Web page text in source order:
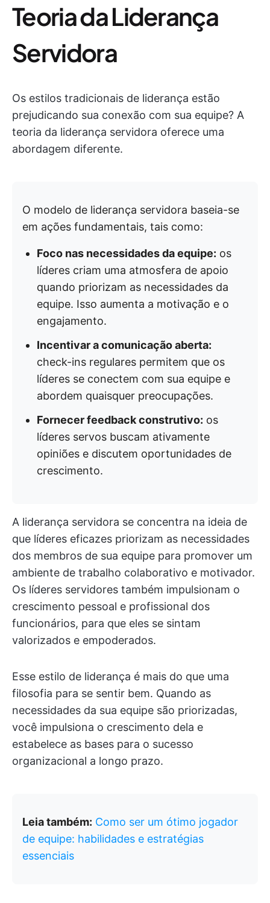
Teoria da Liderança
Servidora
Os estilos tradicionais de liderança estão
prejudicando sua conexão com sua equipe? A
teoria da liderança servidora oferece uma
abordagem diferente.
O modelo de liderança servidora baseia-se
em ações fundamentais, tais como:
Foco nas necessidades da equipe: os
líderes criam uma atmosfera de apoio
quando priorizam as necessidades da
equipe. Isso aumenta a motivação e o
engajamento.
Incentivar a comunicação aberta:
check-ins regulares permitem que os
líderes se conectem com sua equipe e
abordem quaisquer preocupações.
Fornecer feedback construtivo: os
líderes servos buscam ativamente
opiniões e discutem oportunidades de
crescimento.
A liderança servidora se concentra na ideia de
que líderes eficazes priorizam as necessidades
dos membros de sua equipe para promover um
ambiente de trabalho colaborativo e motivador.
Os líderes servidores também impulsionam o
crescimento pessoal e profissional dos
funcionários, para que eles se sintam
valorizados e empoderados.
Esse estilo de liderança é mais do que uma
filosofia para se sentir bem. Quando as
necessidades da sua equipe são priorizadas,
você impulsiona o crescimento dela e
estabelece as bases para o sucesso
organizacional a longo prazo.
Leia também: Como ser um ótimo jogador
de equipe: habilidades e estratégias
essenciais